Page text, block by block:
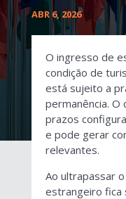
ABR 6, 2026
O ingresso de
condição de
está sujeito a
permanência.
prazos
e pode gerar
relevantes.
Ao ultrapassar
estrangeiro fica